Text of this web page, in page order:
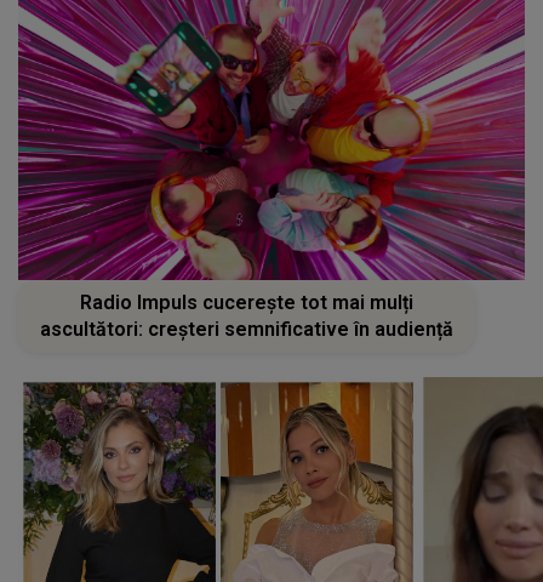
Radio Impuls cucerește tot mai mulți
ascultători: creșteri semnificative în audiență